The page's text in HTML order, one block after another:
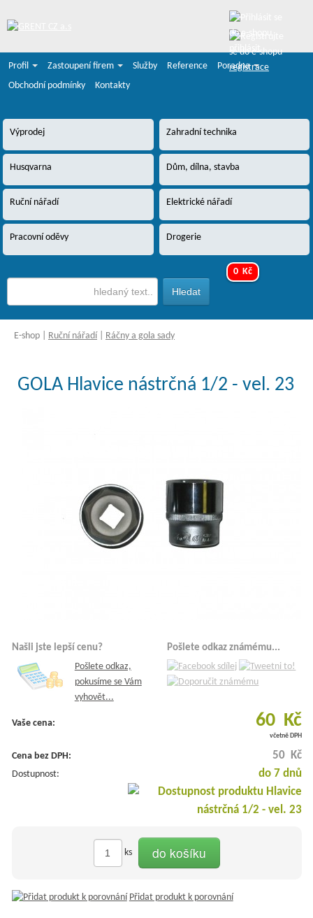
registrace
Profil
Zastoupení firem Služby Reference
Poradna
Obchodní podmínky
Kontakty
Výprodej Zahradní technika
Husqvarna Dům, dílna, stavba
Ruční nářadí Elektrické nářadí
Pracovní oděvy Drogerie
0 Kč
E-shop Ruční nářadí Ráčny a gola sady
GOLA Hlavice nástrčná 1/2 - vel. 23
Našli jste lepší cenu?
Pošlete odkaz,
pokusíme se Vám
vyhovět...
Pošlete odkaz známému...
Vaše cena: 60 Kč
včetně DPH
Cena bez DPH: 50 Kč
Dostupnost: do 7 dnů
ks do košíku
Přidat produkt k porovnání